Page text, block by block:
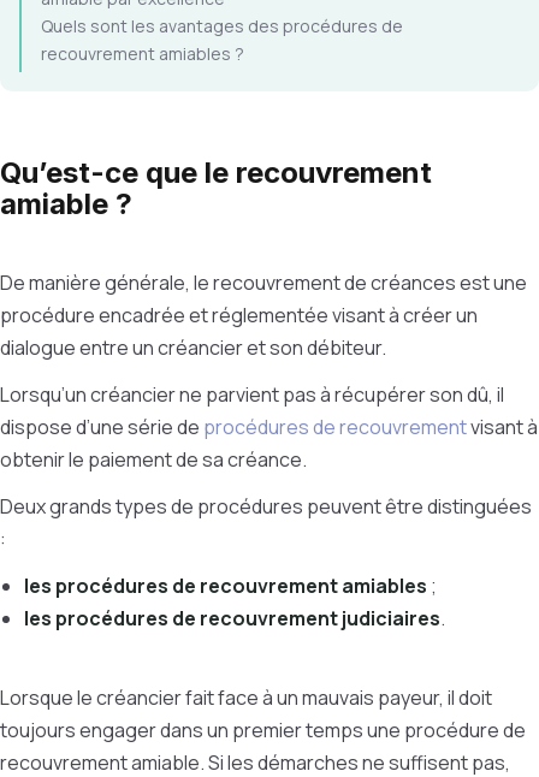
Quels sont les avantages des procédures de
recouvrement amiables ?
Qu’est-ce que le recouvrement
amiable ?
De manière générale, le recouvrement de créances est une
procédure encadrée et réglementée visant à créer un
dialogue entre un créancier et son débiteur.
Lorsqu’un créancier ne parvient pas à récupérer son dû, il
dispose d’une série de procédures de recouvrementvisant à
obtenir le paiement de sa créance.
Deux grands types de procédures peuvent être distinguées
:
les procédures de recouvrement amiables ;
les procédures de recouvrement judiciaires.
Lorsque le créancier fait face à un mauvais payeur, il doit
toujours engager dans un premier temps une procédure de
recouvrement amiable. Si les démarches ne suffisent pas,